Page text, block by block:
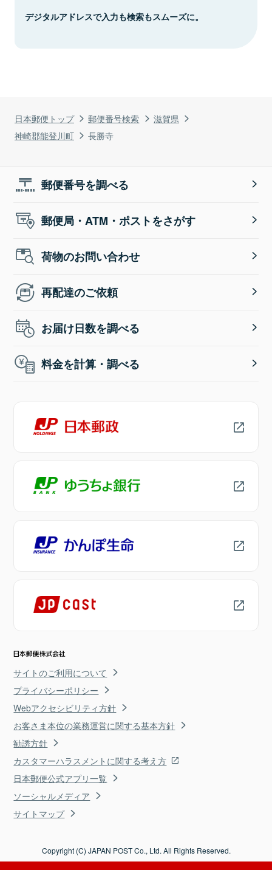
日本郵便トップ 郵便番号検索
滋賀県
神崎郡能登川町
長勝寺
デジタルアドレスで入力も検索もスムーズに。
郵便番号を調べる
郵便局・ATM・ポストをさがす
荷物のお問い合わせ
再配達のご依頼
お届け日数を調べる
料金を計算・調べる
サイトのご利用について
プライバシーポリシー
Webアクセシビリティ方針
お客さま本位の業務運営に関する基本方針
勧誘方針
カスタマーハラスメントに関する考え方
日本郵便公式アプリ一覧
ソーシャルメディア
サイトマップ
Copyright (C) JAPAN POST Co., Ltd. All Rights Reserved.